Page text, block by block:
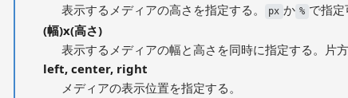
表示するメディアの高さを指定する。
px か % で指
(幅)x(高さ)
表示するメディアの幅と高さを同時に指定する。片
left, center, right
メディアの表示位置を指定する。